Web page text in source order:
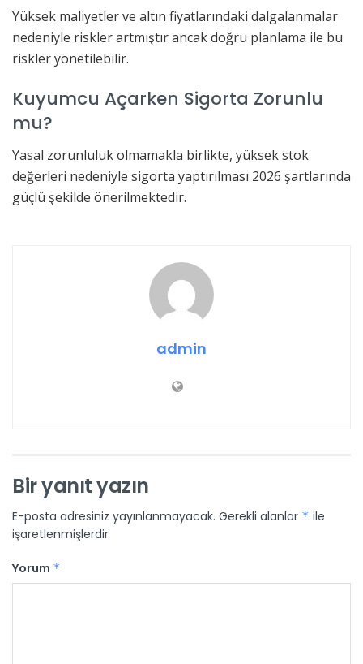
Yüksek maliyetler ve altın fiyatlarındaki dalgalanmalar
nedeniyle riskler artmıştır ancak doğru planlama ile bu
riskler yönetilebilir.
Kuyumcu Açarken Sigorta Zorunlu
mu?
Yasal zorunluluk olmamakla birlikte, yüksek stok
değerleri nedeniyle sigorta yaptırılması 2026 şartlarında
güçlü şekilde önerilmektedir.
admin
Bir yanıt yazın
E-posta adresiniz yayınlanmayacak. Gerekli alanlar * ile
işaretlenmişlerdir
Yorum *